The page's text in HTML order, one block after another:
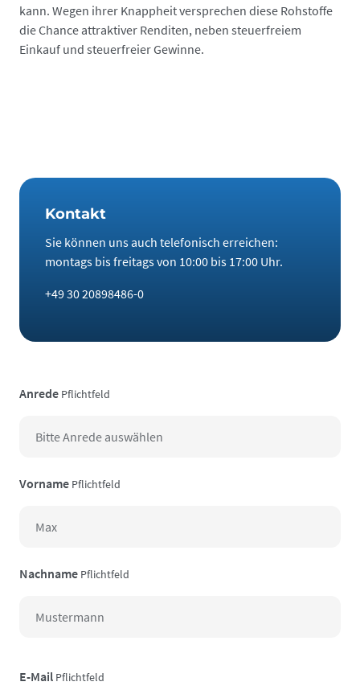
kann. Wegen ihrer Knappheit versprechen diese Rohstoffe
die Chance attraktiver Renditen, neben steuerfreiem
Einkauf und steuerfreier Gewinne.
Kontakt
Sie können uns auch telefonisch erreichen:
montags bis freitags von 10:00 bis 17:00 Uhr.
+49 30 20898486-0
Anrede Pflichtfeld
Vorname Pflichtfeld
Nachname Pflichtfeld
E-Mail Pflichtfeld